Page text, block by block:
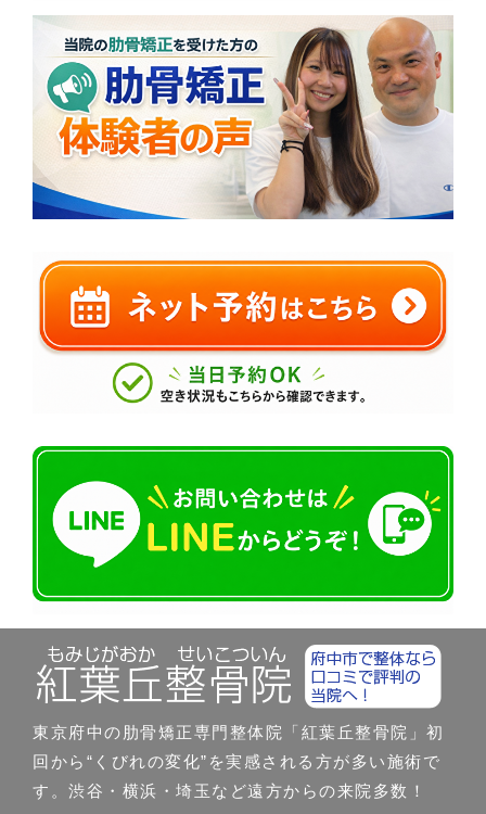
東京府中の肋骨矯正専門整体院「紅葉丘整骨院」初
回から“くびれの変化”を実感される方が多い施術で
す。渋谷・横浜・埼玉など遠方からの来院多数！